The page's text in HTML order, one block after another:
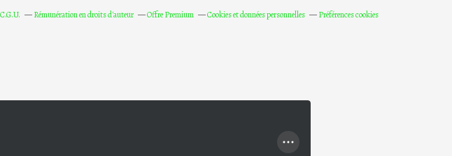
C.G.U. Rémunération en droits d'auteur Offre Premium Cookies et données personnelles Préférences cookies